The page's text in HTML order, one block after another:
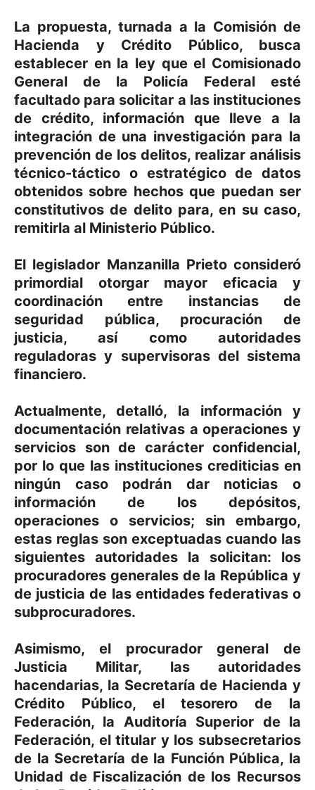
La propuesta, turnada a la Comisión de
Hacienda y Crédito Público, busca
establecer en la ley que el Comisionado
General de la Policía Federal esté
facultado para solicitar a las instituciones
de crédito, información que lleve a la
integración de una investigación para la
prevención de los delitos, realizar análisis
técnico-táctico o estratégico de datos
obtenidos sobre hechos que puedan ser
constitutivos de delito para, en su caso,
remitirla al Ministerio Público.
El legislador Manzanilla Prieto consideró
primordial otorgar mayor eficacia y
coordinación entre instancias de
seguridad pública, procuración de
justicia, así como autoridades
reguladoras y supervisoras del sistema
financiero.
Actualmente, detalló, la información y
documentación relativas a operaciones y
servicios son de carácter confidencial,
por lo que las instituciones crediticias en
ningún caso podrán dar noticias o
información de los depósitos,
operaciones o servicios; sin embargo,
estas reglas son exceptuadas cuando las
siguientes autoridades la solicitan: los
procuradores generales de la República y
de justicia de las entidades federativas o
subprocuradores.
Asimismo, el procurador general de
Justicia Militar, las autoridades
hacendarias, la Secretaría de Hacienda y
Crédito Público, el tesorero de la
Federación, la Auditoría Superior de la
Federación, el titular y los subsecretarios
de la Secretaría de la Función Pública, la
Unidad de Fiscalización de los Recursos